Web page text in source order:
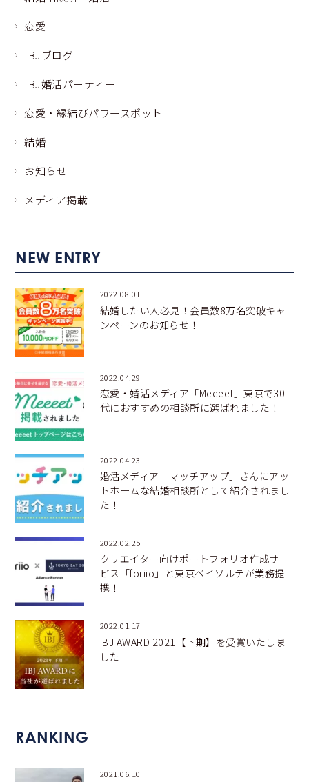
恋愛
IBJブログ
IBJ婚活パーティー
恋愛・縁結びパワースポット
結婚
お知らせ
メディア掲載
NEW ENTRY
2022.08.01
結婚したい人必見！会員数8万名突破キャ
ンペーンのお知らせ！
2022.04.29
恋愛・婚活メディア「Meeeet」東京で30
代におすすめの相談所に選ばれました！
2022.04.23
婚活メディア「マッチアップ」さんにアッ
トホームな結婚相談所として紹介されまし
た！
2022.02.25
クリエイター向けポートフォリオ作成サー
ビス「foriio」と東京ベイソルテが業務提
携！
2022.01.17
IBJ AWARD 2021【下期】を受賞いたしま
した
RANKING
2021.06.10